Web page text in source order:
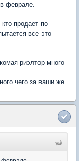
феврале.
продает по
все это
риэлтор много
чего за ваши же